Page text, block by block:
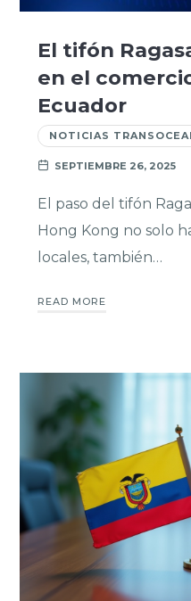
El tifón
en el
Ecuador
NOTICIAS
SEPTIEMBRE 26, 2025
El paso del tifón
Hong Kong no solo
locales, también…
READ MORE